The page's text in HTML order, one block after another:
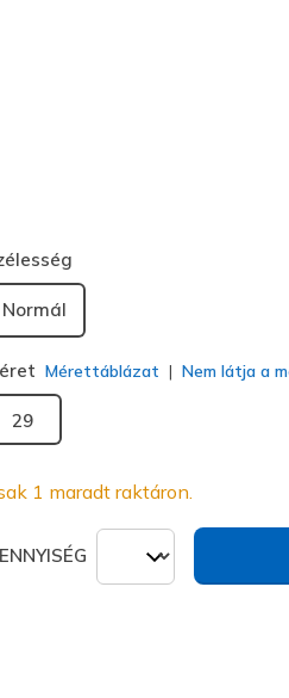
Normál
Mérettáblázat Nem látja a
29
1 maradt raktáron.